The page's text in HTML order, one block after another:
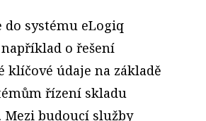
do systému eLogiq
o řešení
klíčové údaje na základě
řízení skladu
Mezi budoucí služby